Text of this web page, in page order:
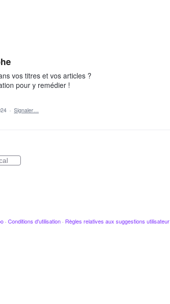
vos titres et vos articles ?
pour y remédier !
· Signaler…
· Conditions d'utilisation · Règles relatives aux suggestions utilisateur